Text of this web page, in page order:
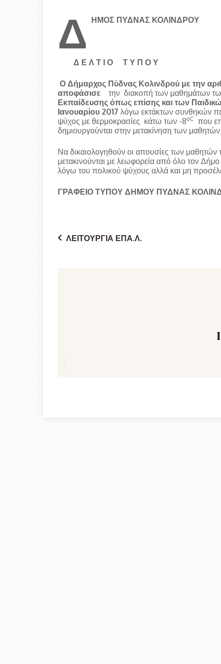
Δ ΗΜΟΣ ΠΥΔΝΑΣ ΚΟΛΙΝΔΡΟΥ
Δ Ε Λ Τ Ι Ο Τ Υ Π Ο Υ
Ο Δήμαρχος Πύδνας Κολινδρού με την
αποφάσισε την διακοπή των μαθημάτων
Εκπαίδευσης όπως επίσης και των
Ιανουαρίου 2017 λόγω εκτάκτων συνθηκών
ψύχος με θερμοκρασίες κάτω των -8οC που
δημιουργούνται στην μετακίνηση των
Να δικαιολογηθούν οι απουσίες των
μετακινούνται με λεωφορεία από όλο τον
λόγω του πολικού ψύχους αλλά και μη
ΓΡΑΦΕΙΟ ΤΥΠΟΥ ΔΗΜΟΥ ΠΥΔΝΑΣ
ΛΕΙΤΟΥΡΓΊΑ ΕΠΑ.Λ.